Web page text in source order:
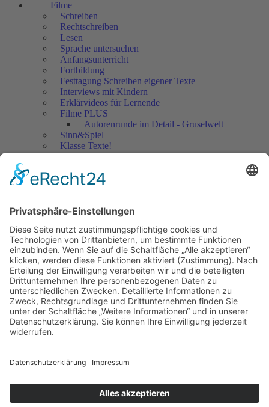
Filme
Schreiben
Rechtschreiben
Lesen
Sprache untersuchen
Anfangsunterricht
Fortbildung
Festtagung Schreiben eigener Texte
Interviews mit Kindern
Erklärvideos für Lernende
Filme PLUS
Autorenrunde im Detail - Gruselwelt
Sinn&Spiel
Klasse Texte!
Jedes Kind wertschätzen!
Artikel
Artikel 2018
Artikel 2017
Artikel 2016
Artikel 2015
Artikel 2014
Artikel 2013
Artikel 2012
Artikel bis 2011
Artikel zum Download - Religion
Autorenrunden
Individuelle Lernwege Teil II A
Individuelle Lernwege Teil II B